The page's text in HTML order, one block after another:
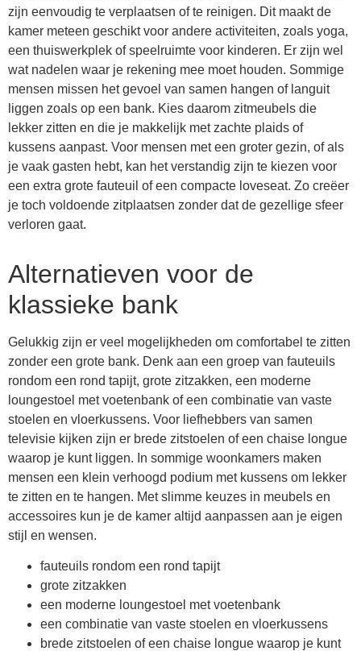
zijn eenvoudig te verplaatsen of te reinigen. Dit maakt de
kamer meteen geschikt voor andere activiteiten, zoals yoga,
een thuiswerkplek of speelruimte voor kinderen. Er zijn wel
wat nadelen waar je rekening mee moet houden. Sommige
mensen missen het gevoel van samen hangen of languit
liggen zoals op een bank. Kies daarom zitmeubels die
lekker zitten en die je makkelijk met zachte plaids of
kussens aanpast. Voor mensen met een groter gezin, of als
je vaak gasten hebt, kan het verstandig zijn te kiezen voor
een extra grote fauteuil of een compacte loveseat. Zo creëer
je toch voldoende zitplaatsen zonder dat de gezellige sfeer
verloren gaat.
Alternatieven voor de
klassieke bank
Gelukkig zijn er veel mogelijkheden om comfortabel te zitten
zonder een grote bank. Denk aan een groep van fauteuils
rondom een rond tapijt, grote zitzakken, een moderne
loungestoel met voetenbank of een combinatie van vaste
stoelen en vloerkussens. Voor liefhebbers van samen
televisie kijken zijn er brede zitstoelen of een chaise longue
waarop je kunt liggen. In sommige woonkamers maken
mensen een klein verhoogd podium met kussens om lekker
te zitten en te hangen. Met slimme keuzes in meubels en
accessoires kun je de kamer altijd aanpassen aan je eigen
stijl en wensen.
fauteuils rondom een rond tapijt
grote zitzakken
een moderne loungestoel met voetenbank
een combinatie van vaste stoelen en vloerkussens
brede zitstoelen of een chaise longue waarop je kunt